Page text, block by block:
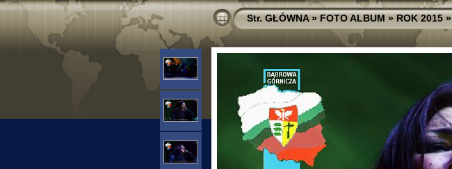
Str. GŁÓWNA»FOTO ALBUM»ROK 2015